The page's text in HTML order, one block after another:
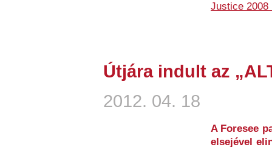
Justice 2008
Útjára indult az
2012. 04. 18
A Foresee
elsejével